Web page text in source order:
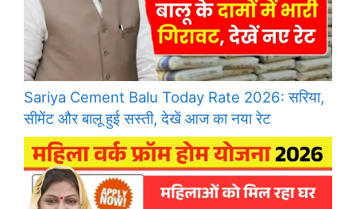
Sariya Cement Balu Today Rate 2026: सरिया,
सीमेंट और बालू हुई सस्ती, देखें आज का नया रेट